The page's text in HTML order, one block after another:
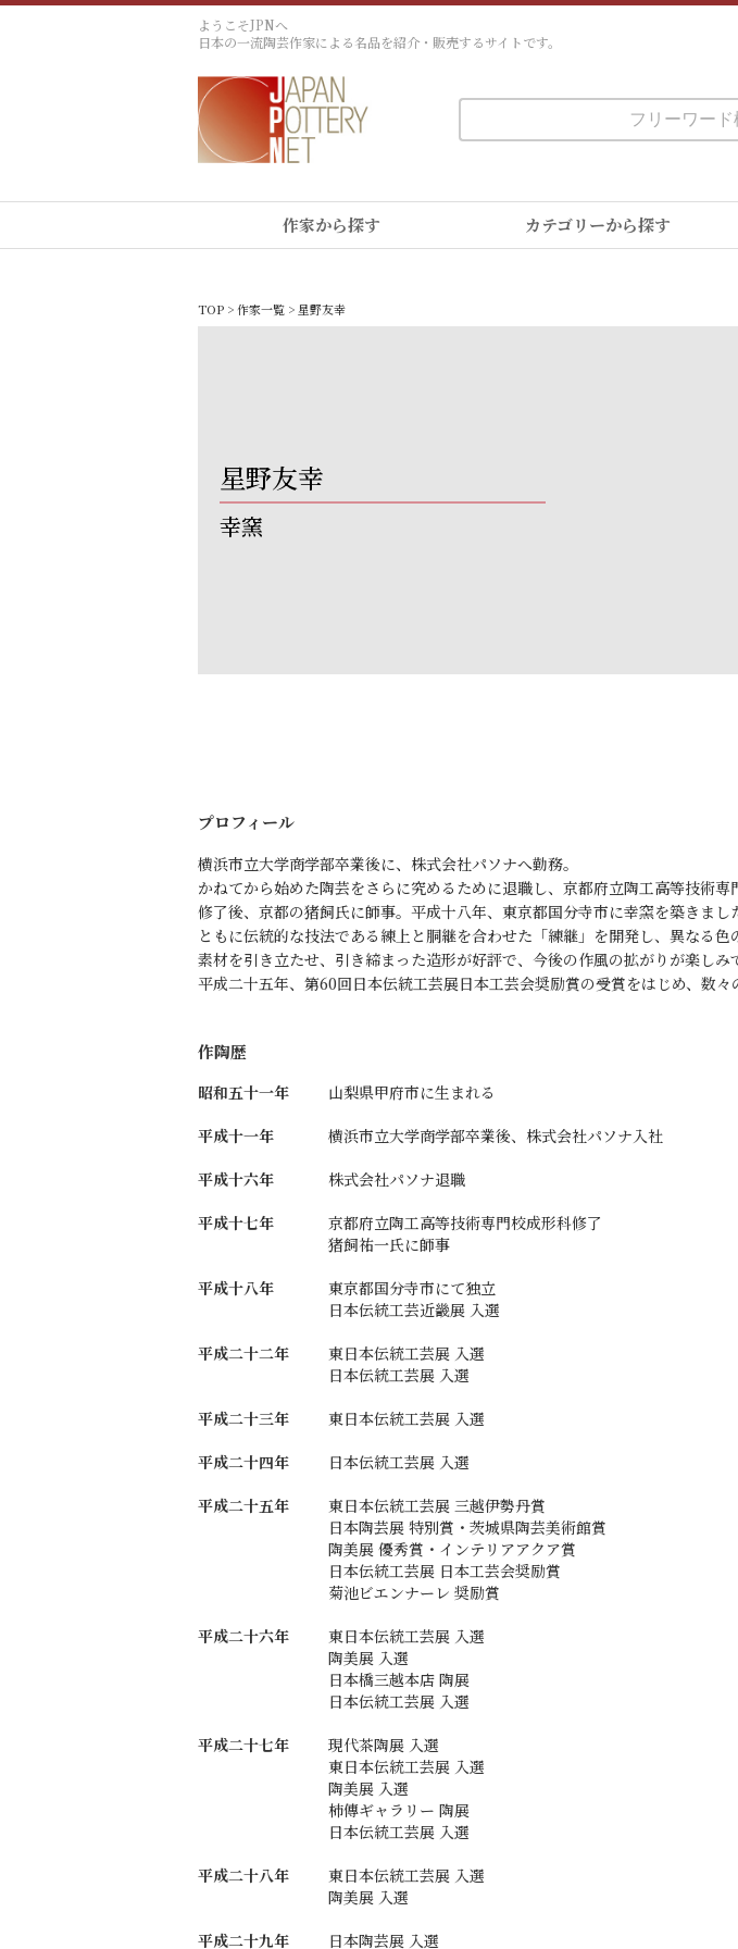
ようこそJPNへ
日本の一流陶芸作家による名品を紹介・販売するサイトです。
作家から探す カテゴリーから探す
TOP >作家一覧 > 星野友幸
星野友幸
幸窯
プロフィール
横浜市立大学商学部卒業後に、株式会社パソナへ勤務。
かねてから始めた陶芸をさらに究めるために退職し、京都府立陶工高等技術専
修了後、京都の猪飼氏に師事。平成十八年、東京都国分寺市に幸窯を築きまし
ともに伝統的な技法である練上と胴継を合わせた「練継」を開発し、異なる
素材を引き立たせ、引き締まった造形が好評で、今後の作風の拡がりが楽しみ
平成二十五年、第60回日本伝統工芸展日本工芸会奨励賞の受賞をはじめ、数々
作陶歴
昭和五十一年
山梨県甲府市に生まれる
平成十一年
横浜市立大学商学部卒業後、株式会社パソナ入社
平成十六年
株式会社パソナ退職
平成十七年
京都府立陶工高等技術専門校成形科修了
猪飼祐一氏に師事
平成十八年
東京都国分寺市にて独立
日本伝統工芸近畿展 入選
平成二十二年
東日本伝統工芸展 入選
日本伝統工芸展 入選
平成二十三年
東日本伝統工芸展 入選
平成二十四年
日本伝統工芸展 入選
平成二十五年
東日本伝統工芸展 三越伊勢丹賞
日本陶芸展 特別賞・茨城県陶芸美術館賞
陶美展 優秀賞・インテリアアクア賞
日本伝統工芸展 日本工芸会奨励賞
菊池ビエンナーレ 奨励賞
平成二十六年
東日本伝統工芸展 入選
陶美展 入選
日本橋三越本店 陶展
日本伝統工芸展 入選
平成二十七年
現代茶陶展 入選
東日本伝統工芸展 入選
陶美展 入選
柿傳ギャラリー 陶展
日本伝統工芸展 入選
平成二十八年
東日本伝統工芸展 入選
陶美展 入選
平成二十九年
日本陶芸展 入選